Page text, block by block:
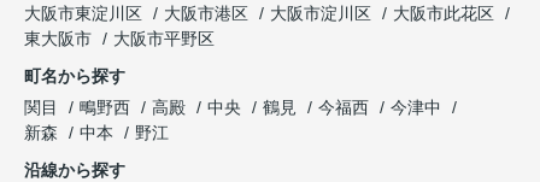
大阪市東淀川区
大阪市港区 大阪市淀川区
大阪市此花区
東大阪市
大阪市平野区
町名から探す
関目
鴫野西 高殿 中央 鶴見 今福西
今津中
新森
中本
野江
沿線から探す